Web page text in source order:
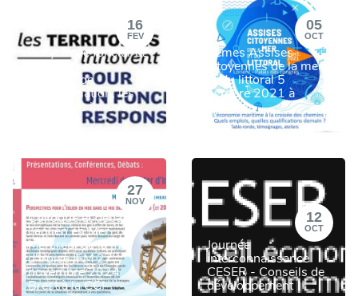
16
FEV
Recycler le foncier et
mobiliser son
potentiel de
transformation, les
Territoires innovent
05
OCT
3émes Assises
citoyennes de la mer
et du littoral 5
octobre 2021 à
Lorient
27
NOV
Colloque et débat sur
l'éolien en Mer
Mercredi de la mer
d'Iroise IFM 27
novembre 2024
Brest à la CCI
12
OCT
Journée
interconnaissance
CESER - Conseils de
développement